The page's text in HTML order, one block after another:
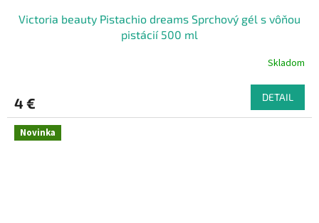
Victoria beauty Pistachio dreams Sprchový gél s vôňou
pistácií 500 ml
Skladom
4 € DETAIL
Novinka